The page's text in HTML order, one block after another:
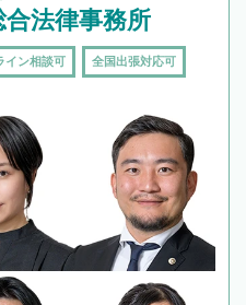
法律事務所
イン相談可 全国出張対応可